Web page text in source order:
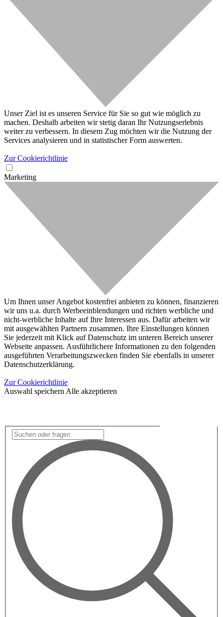
Unser Ziel ist es unseren Service für Sie so gut wie möglich zu
machen. Deshalb arbeiten wir stetig daran Ihr Nutzungserlebnis
weiter zu verbessern. In diesem Zug möchten wir die Nutzung der
Services analysieren und in statistischer Form auswerten.
Zur Cookierichtlinie
Marketing
Um Ihnen unser Angebot kostenfrei anbieten zu können, finanzieren
wir uns u.a. durch Werbeeinblendungen und richten werbliche und
nicht-werbliche Inhalte auf Ihre Interessen aus. Dafür arbeiten wir
mit ausgewählten Partnern zusammen. Ihre Einstellungen können
Sie jederzeit mit Klick auf Datenschutz im unteren Bereich unserer
Webseite anpassen. Ausführlichere Informationen zu den folgenden
ausgeführten Verarbeitungszwecken finden Sie ebenfalls in unserer
Datenschutzerklärung.
Zur Cookierichtlinie
Auswahl speichern Alle akzeptieren